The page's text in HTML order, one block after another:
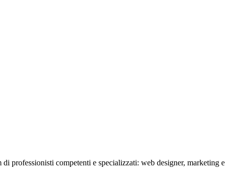
professionisti competenti e specializzati: web designer, marketing e